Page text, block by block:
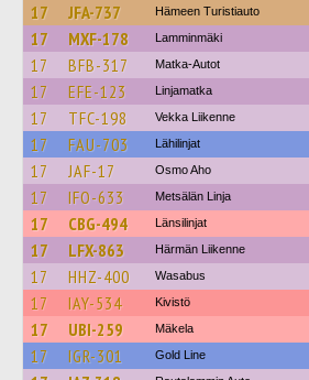
17 JFA-737 Hämeen Turistiauto
17 MXF-178 Lamminmäki
17 BFB-317 Matka-Autot
17 EFE-123 Linjamatka
17 TFC-198 Vekka Liikenne
17 FAU-703 Lähilinjat
17 JAF-17 Osmo Aho
17 IFO-633 Metsälän Linja
17 CBG-494 Länsilinjat
17 LFX-863 Härmän Liikenne
17 HHZ-400 Wasabus
17 IAY-534 Kivistö
17 UBI-259 Mäkela
17 IGR-301 Gold Line